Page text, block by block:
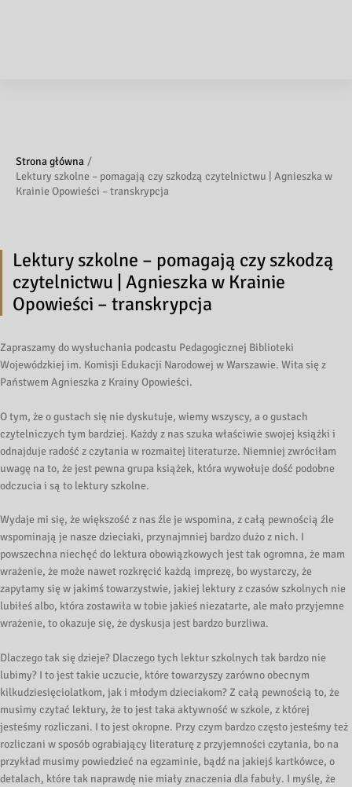
Strona główna
Lektury szkolne – pomagają czy szkodzą czytelnictwu | Agnieszka w
Krainie Opowieści – transkrypcja
Lektury szkolne – pomagają czy szkodzą
czytelnictwu | Agnieszka w Krainie
Opowieści – transkrypcja
Zapraszamy do wysłuchania podcastu Pedagogicznej Biblioteki
Wojewódzkiej im. Komisji Edukacji Narodowej w Warszawie. Wita się z
Państwem Agnieszka z Krainy Opowieści.
O tym, że o gustach się nie dyskutuje, wiemy wszyscy, a o gustach
czytelniczych tym bardziej. Każdy z nas szuka właściwie swojej książki i
odnajduje radość z czytania w rozmaitej literaturze. Niemniej zwróciłam
uwagę na to, że jest pewna grupa książek, która wywołuje dość podobne
odczucia i są to lektury szkolne.
Wydaje mi się, że większość z nas źle je wspomina, z całą pewnością źle
wspominają je nasze dzieciaki, przynajmniej bardzo dużo z nich. I
powszechna niechęć do lektura obowiązkowych jest tak ogromna, że mam
wrażenie, że może nawet rozkręcić każdą imprezę, bo wystarczy, że
zapytamy się w jakimś towarzystwie, jakiej lektury z czasów szkolnych nie
lubiłeś albo, która zostawiła w tobie jakieś niezatarte, ale mało przyjemne
wrażenie, to okazuje się, że dyskusja jest bardzo burzliwa.
Dlaczego tak się dzieje? Dlaczego tych lektur szkolnych tak bardzo nie
lubimy? I to jest takie uczucie, które towarzyszy zarówno obecnym
kilkudziesięciolatkom, jak i młodym dzieciakom? Z całą pewnością to, że
musimy czytać lektury, że to jest taka aktywność w szkole, z której
jesteśmy rozliczani. I to jest okropne. Przy czym bardzo często jesteśmy też
rozliczani w sposób ograbiający literaturę z przyjemności czytania, bo na
przykład musimy powiedzieć na egzaminie, bądź na jakiejś kartkówce, o
detalach, które tak naprawdę nie miały znaczenia dla fabuły. I myślę, że